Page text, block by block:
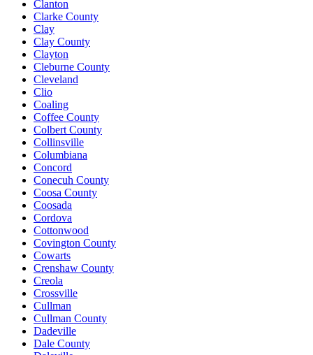
Clanton
Clarke County
Clay
Clay County
Clayton
Cleburne County
Cleveland
Clio
Coaling
Coffee County
Colbert County
Collinsville
Columbiana
Concord
Conecuh County
Coosa County
Coosada
Cordova
Cottonwood
Covington County
Cowarts
Crenshaw County
Creola
Crossville
Cullman
Cullman County
Dadeville
Dale County